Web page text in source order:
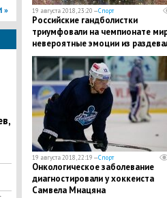
»
19 августа 2018, 23:20 —Спорт
Российские гандболистки
триумфовали на чемпионате
невероятные эмоции из
победителей – кадры
19 августа 2018, 22:19 —Спорт
Онкологическое заболевание
диагностировали у хоккеиста
Самвела Мнацяна